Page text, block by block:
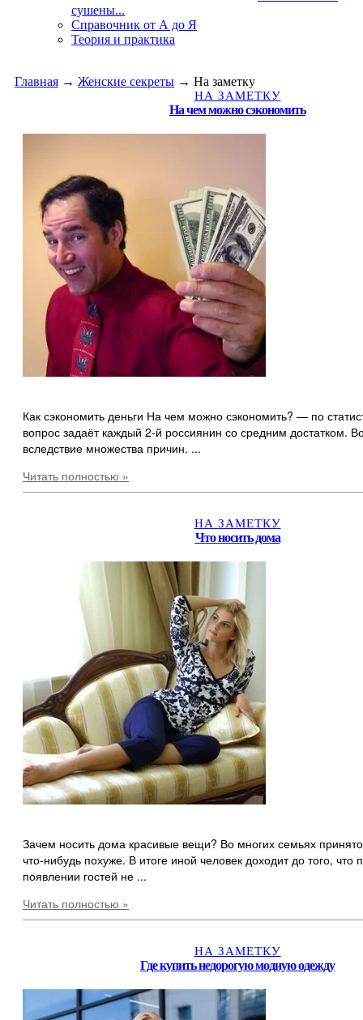
сушены...
Справочник от А до Я
Теория и практика
Главная → Женские секреты → На заметку
НА ЗАМЕТКУ
На чем можно сэкономить
Как сэкономить деньги На чем можно сэкономить? — по
вопрос задаёт каждый 2-й россиянин со средним достатком.
вследствие множества причин. ...
Читать полностью »
НА ЗАМЕТКУ
Что носить дома
Зачем носить дома красивые вещи? Во многих семьях
что-нибудь похуже. В итоге иной человек доходит до того, что
появлении гостей не ...
Читать полностью »
НА ЗАМЕТКУ
Где купить недорогую модную одежду